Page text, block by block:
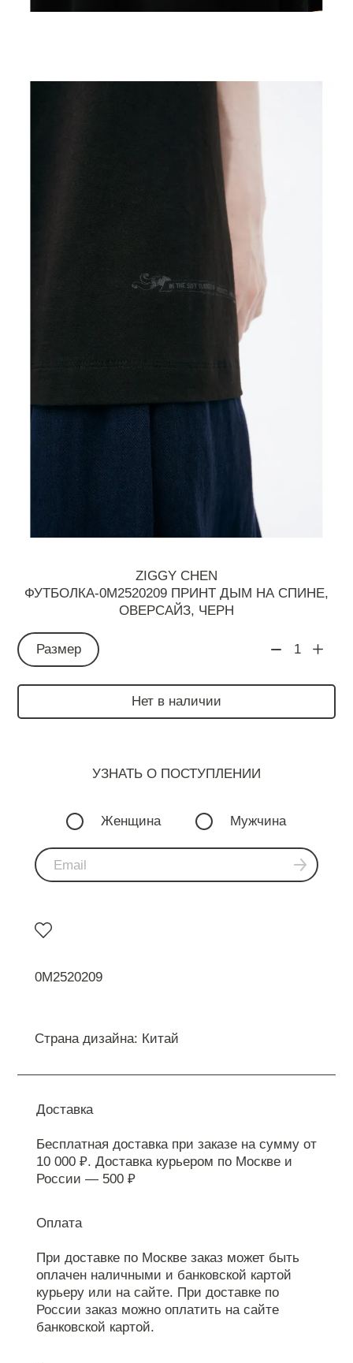
ZIGGY CHEN
ФУТБОЛКА-0M2520209 ПРИНТ ДЫМ НА СПИНЕ,
ОВЕРСАЙЗ, ЧЕРН
Размер 1
Нет в наличии
УЗНАТЬ О ПОСТУПЛЕНИИ
Женщина Мужчина
0M2520209
Страна дизайна: Китай
Доставка
Бесплатная доставка при заказе на сумму от
10 000 ₽. Доставка курьером по Москве и
России — 500 ₽
Оплата
При доставке по Москве заказ может быть
оплачен наличными и банковской картой
курьеру или на сайте. При доставке по
России заказ можно оплатить на сайте
банковской картой.